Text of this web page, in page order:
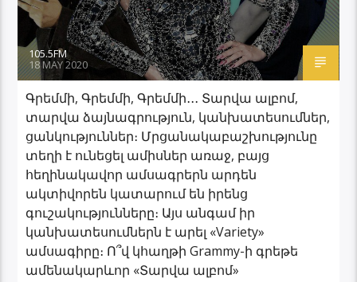
105.5FM
18 MAY 2020
Գրեմմի, Գրեմմի, Գրեմմի․․․ Տարվա ալբոմ,
տարվա ձայնագրություն, կանխատեսումներ,
ցանկություններ։ Մրցանակաբաշխությունը
տեղի է ունեցել ամիսներ առաջ, բայց
հեղինակավոր ամսագրերն արդեն
ակտիվորեն կատարում են իրենց
գուշակությունները։ Այս անգամ իր
կանխատեսումներն է արել «Variety»
ամսագիրը։ Ո՞վ կհաղթի Grammy-ի գրեթե
ամենակարևոր «Տարվա ալբոմ»